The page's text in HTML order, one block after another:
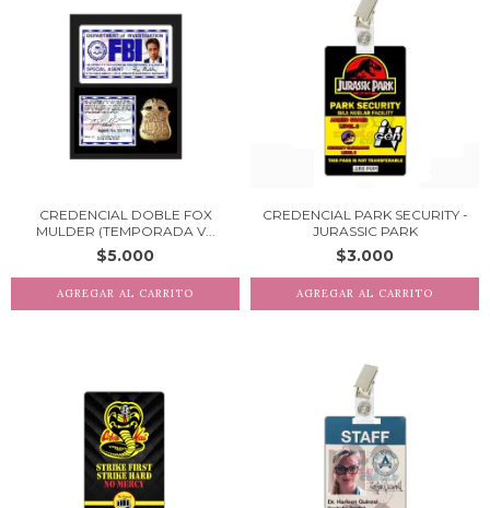
CREDENCIAL DOBLE FOX
MULDER (TEMPORADA V...
$5.000
CREDENCIAL PARK SECURITY -
JURASSIC PARK
$3.000